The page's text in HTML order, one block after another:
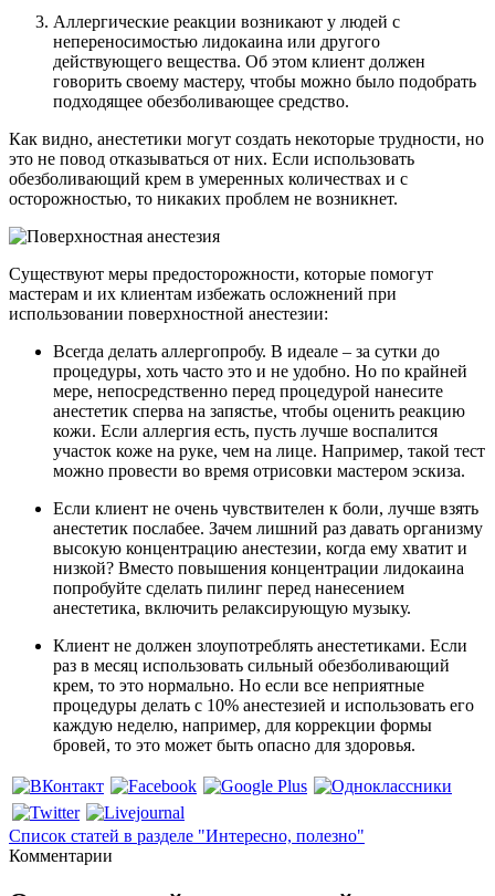
Аллергические реакции возникают у людей с
непереносимостью лидокаина или другого
действующего вещества. Об этом клиент должен
говорить своему мастеру, чтобы можно было подобрать
подходящее обезболивающее средство.
Как видно, анестетики могут создать некоторые трудности, но
это не повод отказываться от них. Если использовать
обезболивающий крем в умеренных количествах и с
осторожностью, то никаких проблем не возникнет.
Существуют меры предосторожности, которые помогут
мастерам и их клиентам избежать осложнений при
использовании поверхностной анестезии:
Всегда делать аллергопробу. В идеале – за сутки до
процедуры, хоть часто это и не удобно. Но по крайней
мере, непосредственно перед процедурой нанесите
анестетик сперва на запястье, чтобы оценить реакцию
кожи. Если аллергия есть, пусть лучше воспалится
участок коже на руке, чем на лице. Например, такой тест
можно провести во время отрисовки мастером эскиза.
Если клиент не очень чувствителен к боли, лучше взять
анестетик послабее. Зачем лишний раз давать организму
высокую концентрацию анестезии, когда ему хватит и
низкой? Вместо повышения концентрации лидокаина
попробуйте сделать пилинг перед нанесением
анестетика, включить релаксирующую музыку.
Клиент не должен злоупотреблять анестетиками. Если
раз в месяц использовать сильный обезболивающий
крем, то это нормально. Но если все неприятные
процедуры делать с 10% анестезией и использовать его
каждую неделю, например, для коррекции формы
бровей, то это может быть опасно для здоровья.
Список статей в разделе "Интересно, полезно"
Комментарии